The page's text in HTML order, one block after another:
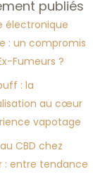
publiés
électronique
: un compromis
Fumeurs ?
: la
au cœur
vapotage
CBD chez
: entre tendance